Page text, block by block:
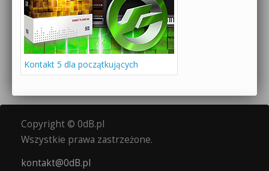
Kontakt 5 dla początkujących
Copyright © 0dB.pl
Wszystkie prawa zastrzeżone.
kontakt@0dB.pl